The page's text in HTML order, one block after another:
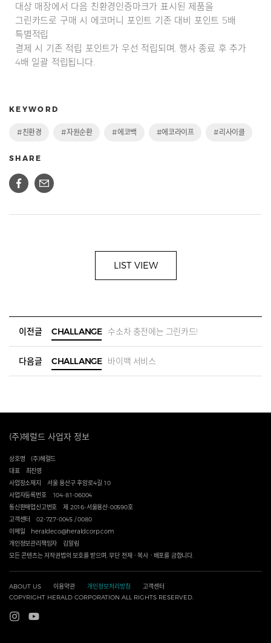
대상 매장에서 다음 친환경인증마크가 표시된 제품을
그린카드로 구매 시 에코머니 포인트 기존 대비 포인트 5배
특별적립
결제 시 기존 적립 포인트가 우선 적립되며, 행사 종료 후 추가
4배 일괄 적립됩니다.
KEYWORD
#친환경 #자원순환 #에코백 #에코라이프 #리사이클
SHARE
LIST VIEW
이전글 CHALLANGE 수소차 충전에는 그린카드!
다음글 CHALLANGE 바이백 서비스
(주)헤럴드 사업자 정보
상호명
(주)헤럴드
대표
최진영
사업장소재지
서울 용산구 후암로4길 10
사업자등록번호
104-81-06004
통신판매업신고번호
제 2016-서울용산-00590호
고객센터
02-727-0045 / 0080
이메일
heraldeco@heraldcorp.com
개인정보관리책임자
김알림
모든 콘텐츠는 저작권법의 보호를 받으며, 무단 전재ㆍ복사ㆍ배포를 금합니다.
ABOUT US 이용약관 개인정보처리방침
고객센터
COPYRIGHT HERALD CORPORATION ALL RIGHTS RESERVED.